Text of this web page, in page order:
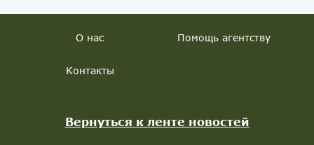
О нас Помощь агентству
Контакты
Вернуться к ленте новостей